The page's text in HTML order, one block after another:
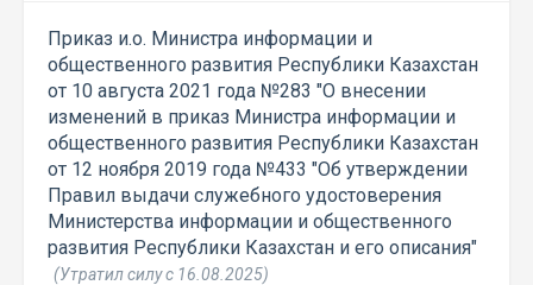
Приказ и.о. Министра информации и
общественного развития Республики Казахстан
от 10 августа 2021 года №283 "О внесении
изменений в приказ Министра информации и
общественного развития Республики Казахстан
от 12 ноября 2019 года №433 "Об утверждении
Правил выдачи служебного удостоверения
Министерства информации и общественного
развития Республики Казахстан и его описания"
(Утратил силу с 16.08.2025)